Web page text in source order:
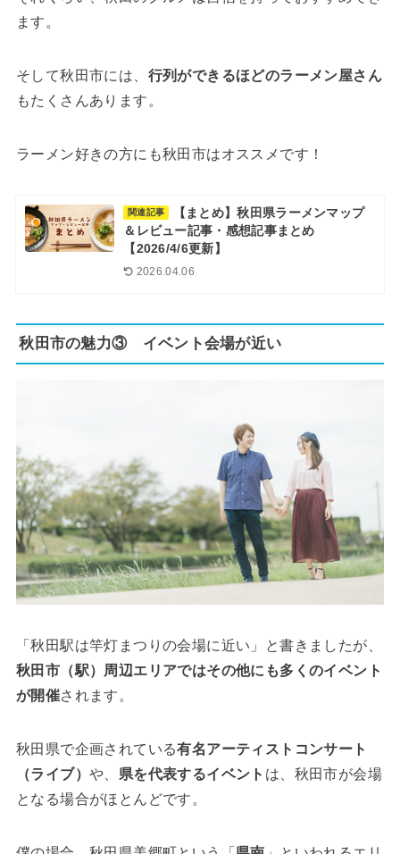
ます。
そして秋田市には、 行列ができるほどのラーメン屋さん
もたくさんあります。
ラーメン好きの方にも秋田市はオススメです！
関連記事
【まとめ】秋田県ラーメンマップ
＆レビュー記事・感想記事まとめ
【2026/4/6更新】
2026.04.06
秋田市の魅力③ イベント会場が近い
「秋田駅は竿灯まつりの会場に近い」と書きましたが、
秋田市（駅）周辺エリアではその他にも多くのイベント
が開催されます。
秋田県で企画されている有名アーティスト コンサート
（ライブ） や、 県を代表するイベント は、秋田市が会場
となる場合がほとんどです。